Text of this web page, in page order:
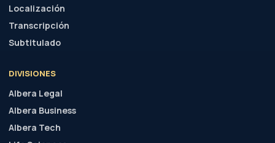
Localización
Transcripción
Subtitulado
DIVISIONES
Albera Legal
Albera Business
Albera Tech